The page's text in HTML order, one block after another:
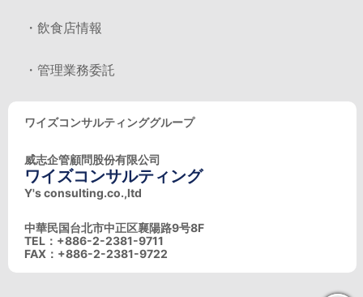
・飲食店情報
・管理業務委託
ワイズコンサルティンググループ
威志企管顧問股份有限公司
ワイズコンサルティング
Y's consulting.co.,ltd
中華民国台北市中正区襄陽路9号8F
TEL：+886-2-2381-9711
FAX：+886-2-2381-9722